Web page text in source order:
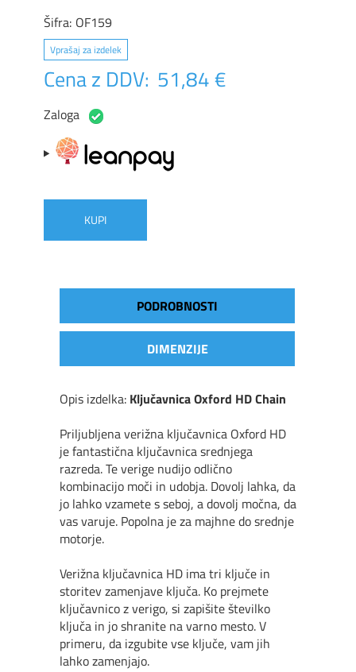
Šifra: OF159
Vprašaj za izdelek
Cena z DDV: 51,84 €
Zaloga
KUPI
PODROBNOSTI
DIMENZIJE
Opis izdelka: Ključavnica Oxford HD Chain
Priljubljena verižna ključavnica Oxford HD
je fantastična ključavnica srednjega
razreda. Te verige nudijo odlično
kombinacijo moči in udobja. Dovolj lahka, da
jo lahko vzamete s seboj, a dovolj močna, da
vas varuje. Popolna je za majhne do srednje
motorje.
Verižna ključavnica HD ima tri ključe in
storitev zamenjave ključa. Ko prejmete
ključavnico z verigo, si zapišite številko
ključa in jo shranite na varno mesto. V
primeru, da izgubite vse ključe, vam jih
lahko zamenjajo.